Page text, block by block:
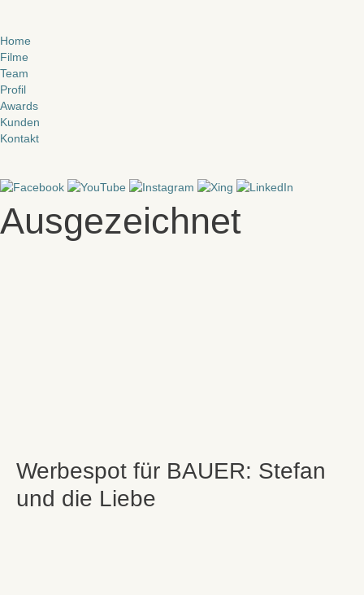
Zum
Inhalt
springen
Home
Filme
Team
Profil
Awards
Kunden
Kontakt
Ausgezeichnet
Werbespot für BAUER: Stefan
und die Liebe